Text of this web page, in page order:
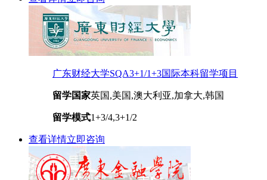
广东财经大学SQA3+1/1+3国际本科留学项目
留学国家英国,美国,澳大利亚,加拿大,韩国
留学模式1+3/4,3+1/2
查看详情立即咨询